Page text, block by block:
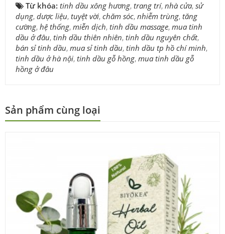
Từ khóa: tinh dầu xông hương, trang trí, nhà cửa, sử
dụng, dược liệu, tuyệt vời, chăm sóc, nhiễm trùng, tăng
cường, hệ thống, miễn dịch, tinh dầu massage, mua tinh
dầu ở đâu, tinh dầu thiên nhiên, tinh dầu nguyên chất,
bán sỉ tinh dầu, mua sỉ tinh dầu, tinh dầu tp hồ chí minh,
tinh dầu ở hà nội, tinh dầu gỗ hồng, mua tinh dầu gỗ
hồng ở đâu
Sản phẩm cùng loại